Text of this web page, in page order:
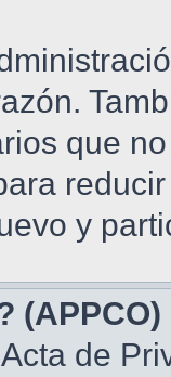
que
y
(APPCO)
de